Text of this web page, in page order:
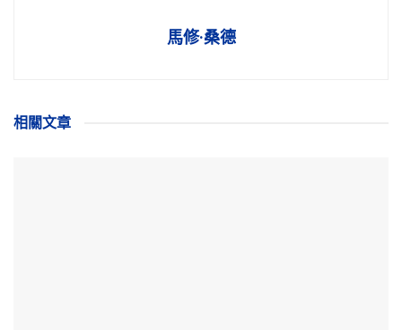
馬修·桑德
相關文章